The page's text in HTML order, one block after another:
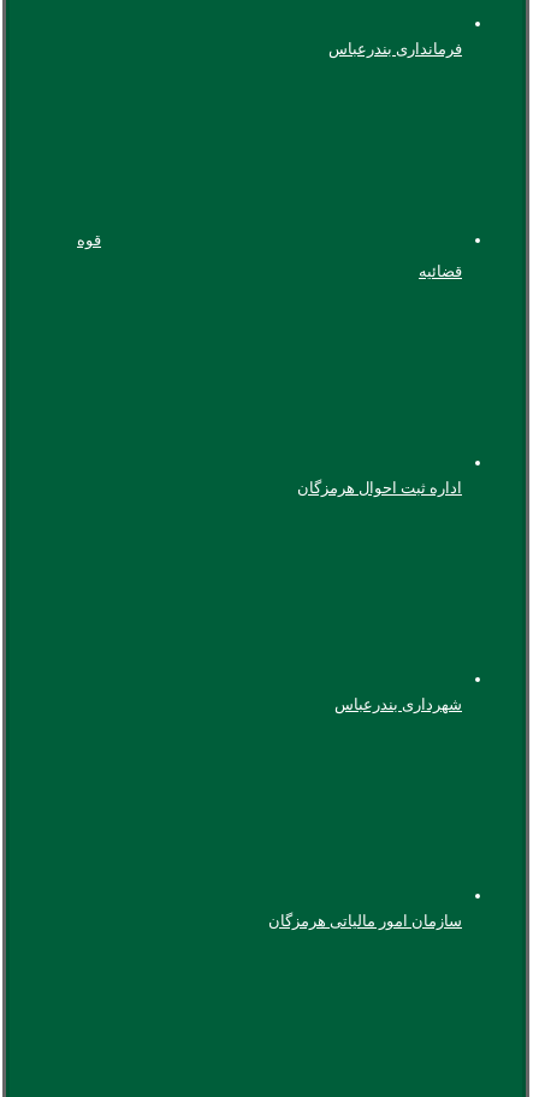
فرمانداری بندرعباس
قوه
قضائیه
اداره ثبت احوال هرمزگان
شهرداری بندرعباس
سازمان امور مالیاتی هرمزگان